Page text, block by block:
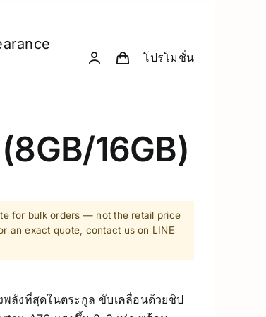
Unitree-Humanoid
Robodog
Accessories
โปรโมชั่น
16GB)
for bulk orders — not the retail price
an exact quote, contact us on LINE
ลังที่สุดในตระกูล ขับเคลื่อนด้วยชิป